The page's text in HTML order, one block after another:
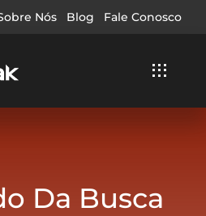
Nós Blog Fale Conosco
Toggle
Da Busca